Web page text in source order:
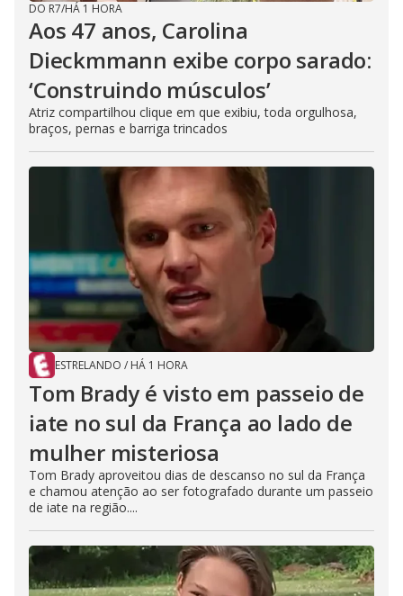
DO R7/HÁ 1 HORA
Aos 47 anos, Carolina
Dieckmmann exibe corpo sarado:
‘Construindo músculos’
Atriz compartilhou clique em que exibiu, toda orgulhosa,
braços, pernas e barriga trincados
ESTRELANDO / HÁ 1 HORA
Tom Brady é visto em passeio de
iate no sul da França ao lado de
mulher misteriosa
Tom Brady aproveitou dias de descanso no sul da França
e chamou atenção ao ser fotografado durante um passeio
de iate na região....